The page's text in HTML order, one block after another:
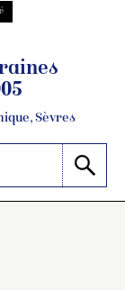
Sèvres